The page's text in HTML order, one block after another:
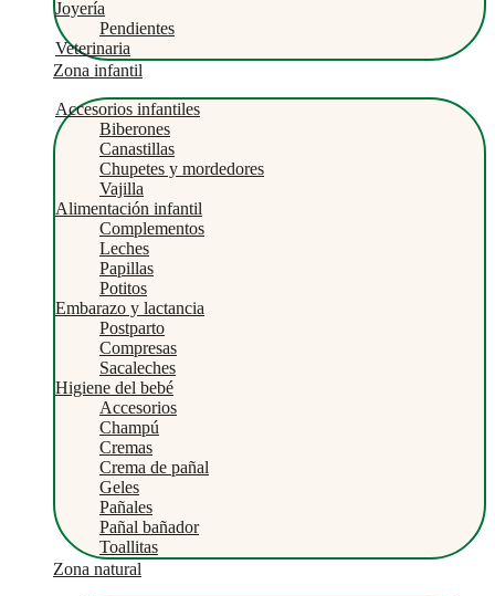
Joyería
Pendientes
Veterinaria
Zona infantil
Accesorios infantiles
Biberones
Canastillas
Chupetes y mordedores
Vajilla
Alimentación infantil
Complementos
Leches
Papillas
Potitos
Embarazo y lactancia
Postparto
Compresas
Sacaleches
Higiene del bebé
Accesorios
Champú
Cremas
Crema de pañal
Geles
Pañales
Pañal bañador
Toallitas
Zona natural